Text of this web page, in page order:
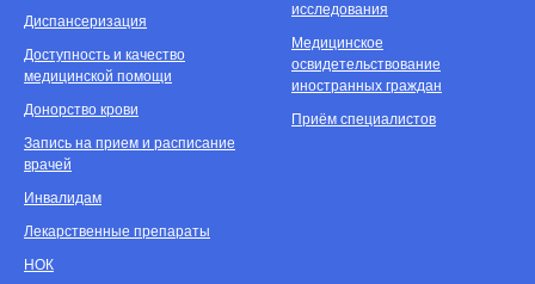
Диспансеризация
Доступность и качество
медицинской помощи
Донорство крови
Запись на прием и расписание
врачей
Инвалидам
Лекарственные препараты
НОК
исследования
Медицинское
освидетельствование
иностранных граждан
Приём специалистов